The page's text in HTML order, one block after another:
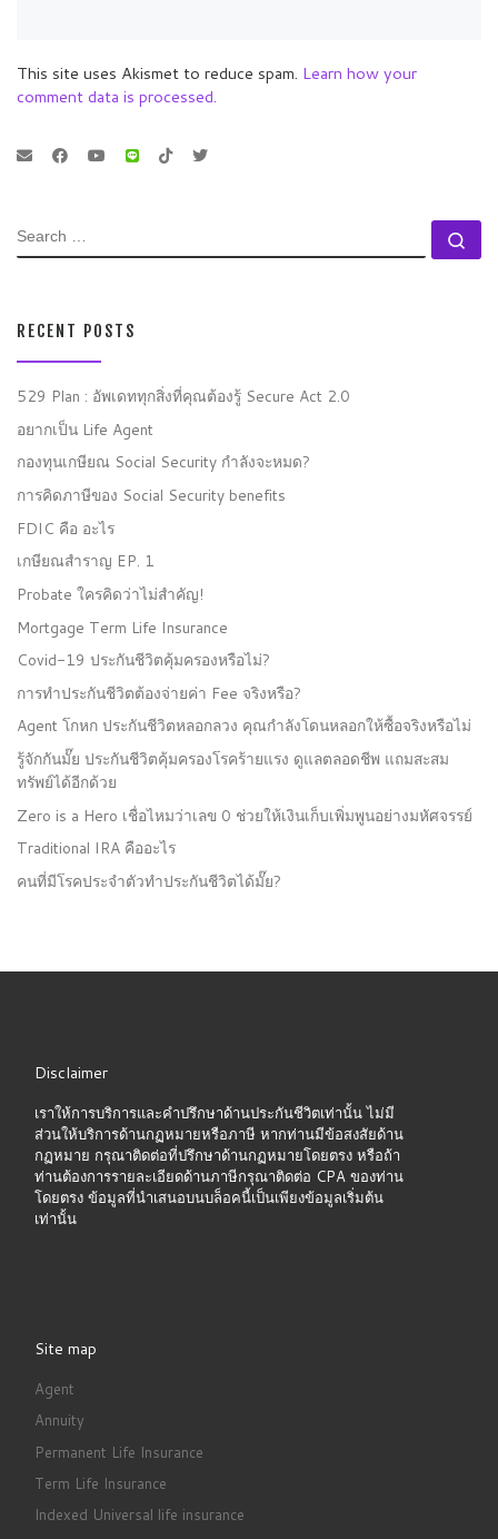
This site uses Akismet to reduce spam. Learn how your
comment data is processed.
SEARCH
RECENT POSTS
529 Plan : อัพเดททุกสิ่งที่คุณต้องรู้ Secure Act 2.0
อยากเป็น Life Agent
กองทุนเกษียณ Social Security กำลังจะหมด?
การคิดภาษีของ Social Security benefits
FDIC คือ อะไร
เกษียณสำราญ EP. 1
Probate ใครคิดว่าไม่สำคัญ!
Mortgage Term Life Insurance
Covid-19 ประกันชีวิตคุ้มครองหรือไม่?
การทำประกันชีวิตต้องจ่ายค่า Fee จริงหรือ?
Agent โกหก ประกันชีวิตหลอกลวง คุณกำลังโดนหลอกให้ซื้อจริงหรือไม่
รู้จักกันมั๊ย ประกันชีวิตคุ้มครองโรคร้ายแรง ดูแลตลอดชีพ แถมสะสม
ทรัพย์ได้อีกด้วย
Zero is a Hero เชื่อไหมว่าเลข 0 ช่วยให้เงินเก็บเพิ่มพูนอย่างมหัศจรรย์
Traditional IRA คืออะไร
คนที่มีโรคประจำตัวทำประกันชีวิตได้มั๊ย?
Disclaimer
เราให้การบริการและคำปรึกษาด้านประกันชีวิตเท่านั้น ไม่มี
ส่วนให้บริการด้านกฏหมายหรือภาษี หากท่านมีข้อสงสัยด้าน
กฏหมาย กรุณาติดต่อที่ปรึกษาด้านกฏหมายโดยตรง หรือถ้า
ท่านต้องการรายละเอียดด้านภาษีกรุณาติดต่อ CPA ของท่าน
โดยตรง ข้อมูลที่นำเสนอบนบล็อคนี้เป็นเพียงข้อมูลเริ่มต้น
เท่านั้น
Site map
Agent
Annuity
Permanent Life Insurance
Term Life Insurance
Indexed Universal life insurance